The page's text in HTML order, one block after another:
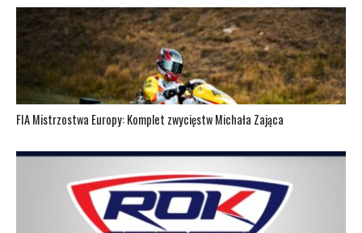
FIA Mistrzostwa Europy: Komplet zwycięstw Michała Zająca